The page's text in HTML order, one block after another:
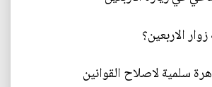
الاربعين؟
سلمية لاصلاح القوانين